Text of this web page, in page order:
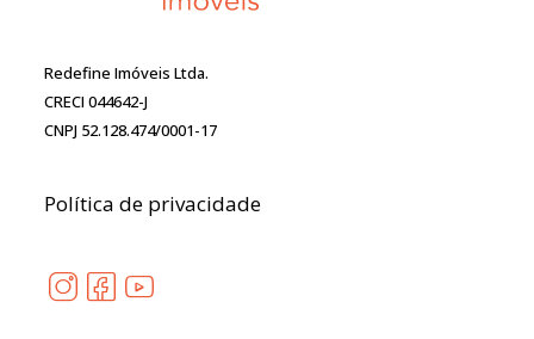
Redefine Imóveis Ltda.
CRECI 044642-J
CNPJ 52.128.474/0001-17
Política de privacidade